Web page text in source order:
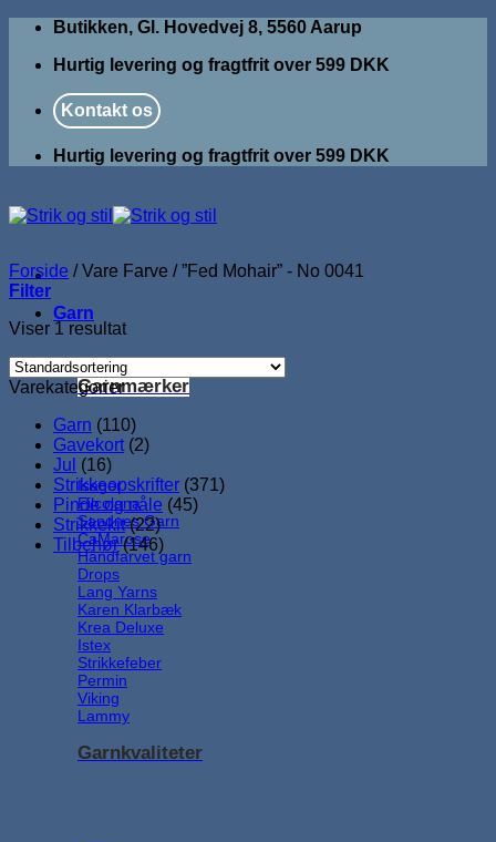
Fortsæt
indhold
Butikken, Gl. Hovedvej 8, 5560 Aarup
Hurtig levering og fragtfrit over 599 DKK
Kontakt os
Hurtig levering og fragtfrit over 599 DKK
Garn
Garnmærker
Isager
Filcolana
Sandnes Garn
CaMarose
Håndfarvet garn
Drops
Lang Yarns
Karen Klarbæk
Krea Deluxe
Istex
Strikkefeber
Permin
Viking
Lammy
Garnkvaliteter
Forside /Vare Farve /”Fed Mohair” - No 0041
Filter
Viser 1 resultat
Varekategorier
Garn (110)
Gavekort (2)
Jul (16)
Strikkeopskrifter (371)
Pinde og nåle (45)
Strikkekit (22)
Tilbehør (146)